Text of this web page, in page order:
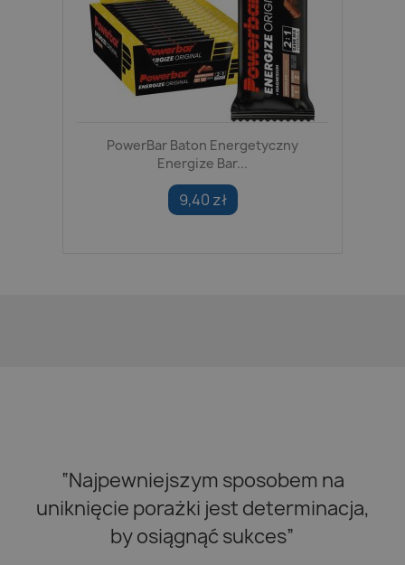
PowerBar Baton Energetyczny
Energize Bar...
9,40 zł
“Najpewniejszym sposobem na
uniknięcie porażki jest determinacja,
by osiągnąć sukces”